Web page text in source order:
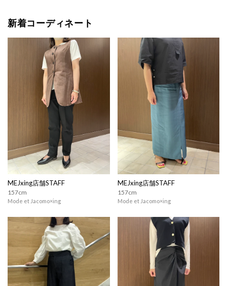
新着コーディネート
MEJxing店舗STAFF
157cm
Mode et Jacomo×ing
MEJxing店舗STAFF
157cm
Mode et Jacomo×ing